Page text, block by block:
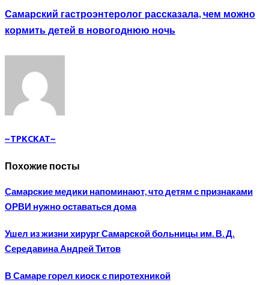
Самарский гастроэнтеролог рассказала, чем можно
кормить детей в новогоднюю ночь
~TPKCKAT~
Похожие посты
Самарские медики напоминают, что детям с признаками
ОРВИ нужно оставаться дома
Ушел из жизни хирург Самарской больницы им. В. Д.
Середавина Андрей Титов
В Самаре горел киоск с пиротехникой